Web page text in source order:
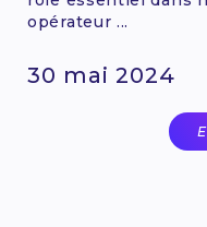
30 mai 2024
opérateur ...